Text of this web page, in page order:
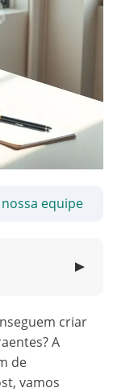
equipe
▼
criar
A
de
vamos